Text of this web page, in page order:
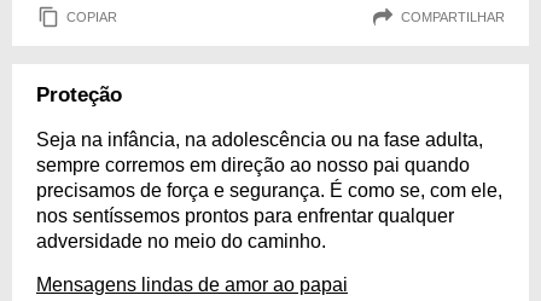
COPIAR COMPARTILHAR
Proteção
Seja na infância, na adolescência ou na fase adulta,
sempre corremos em direção ao nosso pai quando
precisamos de força e segurança. É como se, com ele,
nos sentíssemos prontos para enfrentar qualquer
adversidade no meio do caminho.
Mensagens lindas de amor ao papai